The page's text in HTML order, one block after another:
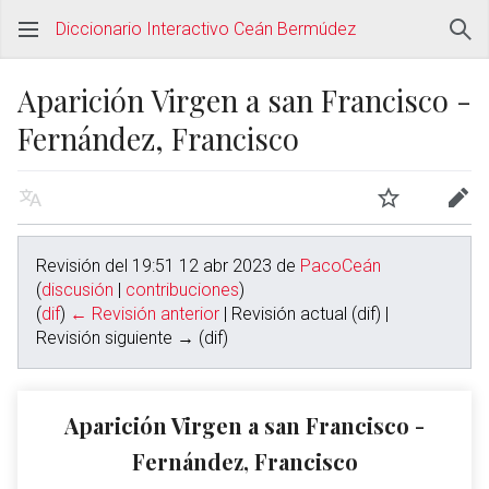
Diccionario Interactivo Ceán Bermúdez
Aparición Virgen a san Francisco -
Fernández, Francisco
Revisión del 19:51 12 abr 2023 de PacoCeán
(discusión | contribuciones)
(dif) ← Revisión anterior | Revisión actual (dif) |
Revisión siguiente → (dif)
Aparición Virgen a san Francisco -
Fernández, Francisco